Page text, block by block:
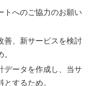
トへのご協力のお願い
善、新サービスを検討
データを作成し、当サ
するため。